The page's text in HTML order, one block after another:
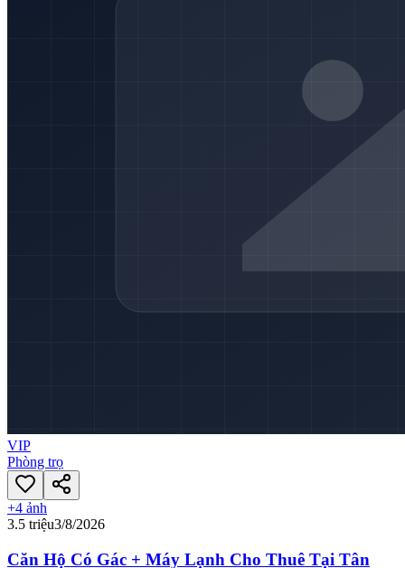
VIP
Phòng trọ
+4 ảnh
3.5 triệu3/8/2026
Căn Hộ Có Gác + Máy Lạnh Cho Thuê Tại Tân